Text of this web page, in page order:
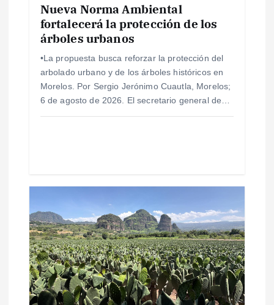
s
Nueva Norma Ambiental
fortalecerá la protección de los
árboles urbanos
•La propuesta busca reforzar la protección del
arbolado urbano y de los árboles históricos en
Morelos. Por Sergio Jerónimo Cuautla, Morelos;
6 de agosto de 2026. El secretario general de…